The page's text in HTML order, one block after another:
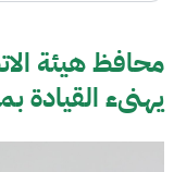
محافظ هيئة
يهنىء القيادة